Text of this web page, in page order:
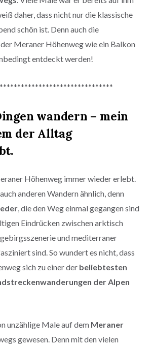
daher, dass nicht nur die klassische
schön ist. Denn auch die
der Meraner Höhenweg wie ein Balkon
entdeckt werden!
wandern – mein
der Alltag
Höhenweg immer wieder erlebt.
anderen Wandern ähnlich, denn
, die den Weg einmal gegangen sind
Eindrücken zwischen arktisch
und mediterraner
sind. So wundert es nicht, dass
sich zu einer der beliebtesten
der Alpen
unzählige Male auf dem Meraner
gewesen. Denn mit den vielen